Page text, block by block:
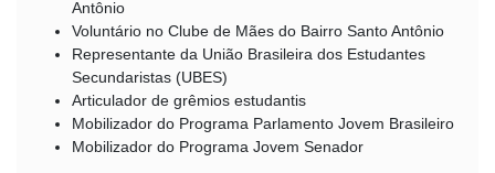
Antônio
Voluntário no Clube de Mães do Bairro Santo Antônio
Representante da União Brasileira dos Estudantes
Secundaristas (UBES)
Articulador de grêmios estudantis
Mobilizador do Programa Parlamento Jovem Brasileiro
Mobilizador do Programa Jovem Senador